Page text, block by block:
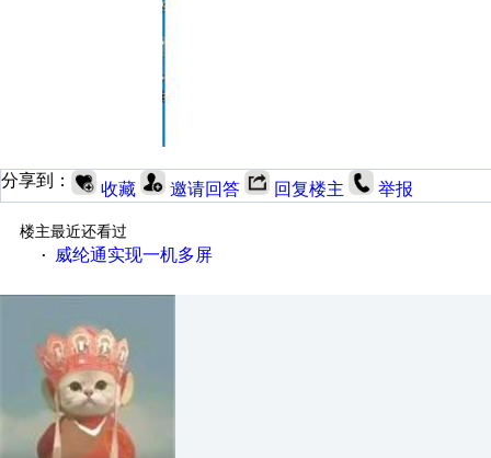
分享到： 收藏 邀请回答 回复楼主 举报
楼主最近还看过
·
威纶通实现一机多屏